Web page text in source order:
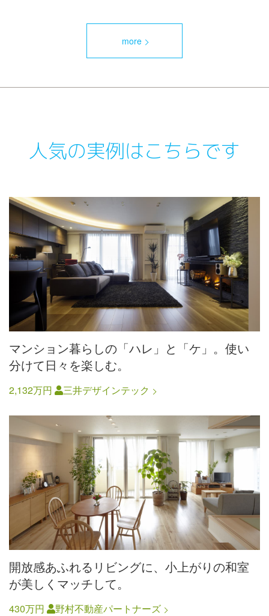
more
人気の実例はこちらです
マンション暮らしの「ハレ」と「ケ」。使い
分けて日々を楽しむ。
2,132万円 三井デザインテック
開放感あふれるリビングに、小上がりの和室
が美しくマッチして。
430万円 野村不動産パートナーズ